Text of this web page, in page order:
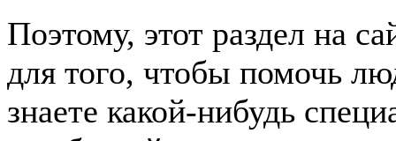
Поэтому, этот раздел на
для того, чтобы помочь
знаете какой-нибудь